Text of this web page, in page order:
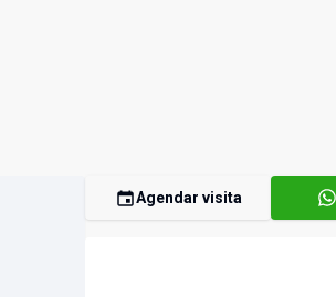
Agendar visita